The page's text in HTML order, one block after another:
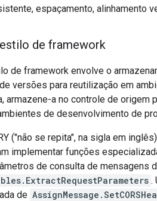
espaçamento, alinhamento
de framework
de framework envolve o
versões para reutilização em
armazene-a no controle de
de desenvolvimento de
("não se repita", na sigla em
implementar funções
de consulta de mensagens
.
de